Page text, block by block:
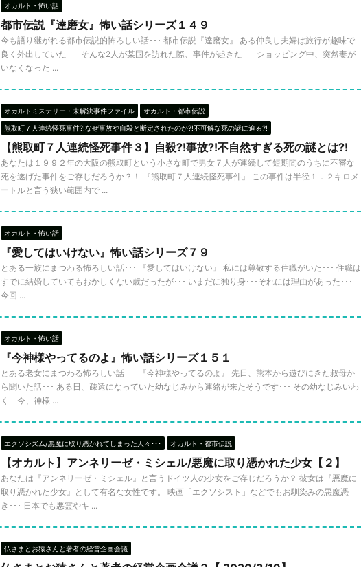
オカルト・怖い話
都市伝説『達磨女』怖い話シリーズ１４９
今も語り継がれる都市伝説的怖ろしい話･･･ 都市伝説『達磨女』 ある仲良し夫婦は旅行が趣味で
良く外出していた･･･ そんな2人が某国を訪れた際、事件が起きた･･･ ショッピング中、突然妻が
いなくなった ...
オカルトミステリー・未解決事件ファイル オカルト・都市伝説
熊取町７人連続怪死事件?!なぜ事故や自殺と断定されたのか?!不可解な死の謎に迫る?!
【熊取町７人連続怪死事件３】自殺?!事故?!不自然すぎる死の謎とは?!
あなたは１９９２年の大阪の熊取町という小さな町で男女７人が連続して短期間のうちに不審な
死を遂げた事件をご存じだろうか？！ 『熊取町７人連続怪死事件』 この事件は半径１．２キロメ
ートルと言う狭い範囲内で ...
オカルト・怖い話
『愛してはいけない』怖い話シリーズ７９
とある一族にまつわる怖ろしい話･･･ 『愛してはいけない』 私には尊敬する住職がいた･･･ 住職は
すでに結婚していてもおかしくない歳だったが･･･ いまだに独り身･･･それには理由があった･･･
今回 ...
オカルト・怖い話
『今神様やってるのよ』怖い話シリーズ１５１
とある老女にまつわる怖ろしい話･･･ 『今神様やってるのよ』 先日、熊本から遊びにきた叔母か
ら聞いた話･･･ ある日、疎遠になっていた幼なじみから連絡が来たそうです･･･ その幼なじみいわ
く「今、神様 ...
エクソシズム/悪魔に取り憑かれてしまった人々･･･ オカルト・都市伝説
【オカルト】アンネリーゼ・ミシェル/悪魔に取り憑かれた少女【２】
あなたは『アンネリーゼ・ミシェル』と言うドイツ人の少女をご存じだろうか？ 彼女は『悪魔に
取り憑かれた少女』として有名な女性です。 映画「エクソシスト」などでもお馴染みの悪魔憑
き･･･ 日本でも悪霊やキ ...
仏さまとお猿さんと著者の経営企画会議